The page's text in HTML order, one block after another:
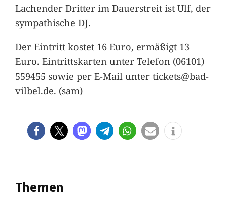
Lachender Dritter im Dauerstreit ist Ulf, der
sympathische DJ.
Der Eintritt kostet 16 Euro, ermäßigt 13
Euro. Eintrittskarten unter Telefon (06101)
559455 sowie per E-Mail unter tickets@bad-
vilbel.de. (sam)
Themen